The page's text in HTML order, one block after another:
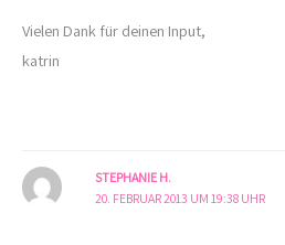
Vielen Dank für deinen Input,
katrin
STEPHANIE H.
20. FEBRUAR 2013 UM 19:38 UHR